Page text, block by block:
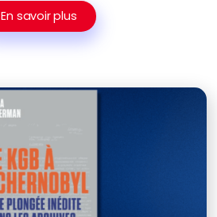
En savoir plus